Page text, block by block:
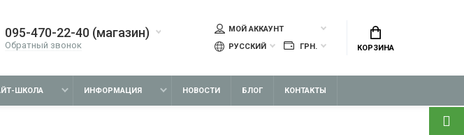
095-470-22-40 (магазин)
Обратный звонок
МОЙ АККАУНТ
РУССКИЙ
ГРН. КОРЗИНА
ШКОЛА ИНФОРМАЦИЯ НОВОСТИ БЛОГ КОНТАКТЫ